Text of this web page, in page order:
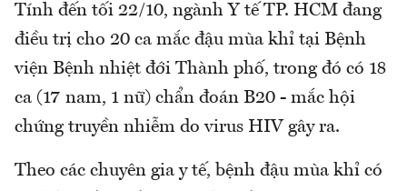
Tính đến tối 22/10, ngành Y tế TP. HCM đang
điều trị cho 20 ca mắc đậu mùa khỉ tại Bệnh
viện Bệnh nhiệt đới Thành phố, trong đó có 18
ca (17 nam, 1 nữ) chẩn đoán B20 - mắc hội
chứng truyền nhiễm do virus HIV gây ra.
Theo các chuyên gia y tế, bệnh đậu mùa khỉ có